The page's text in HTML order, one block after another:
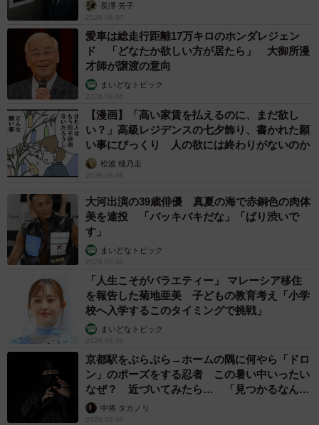
長澤 芳子
2026.08.07
愛車は総走行距離17万キロのホンダレジェン
ド 「どなたか欲しい方が居たら」 大御所漫
才師が譲渡の意向
まいどなトピック
2026.08.06
【漫画】「高い家賃を払えるのに、まだ欲し
い？」高級レジデンスの七夕飾り、書かれた願
い事にびっくり 人の欲には終わりがないのか
松波 穂乃圭
2026.08.06
大河出演の39歳俳優 真夏の海で赤銅色の肉体
美を連投 「バッキバキだな」「ばり渋いで
す」
まいどなトピック
2026.08.06
「人生こそがバラエティー」 マレーシア移住
を報告した菊地亜美 子どもの教育考え「小学
校へ入学するこのタイミングで挑戦」
まいどなトピック
2026.08.06
京都駅をぶらぶら→ホームの隅に何やら「ドロ
ン」のポーズをする忍者 この暑い中いったい
なぜ？ 近づいてみたら… 「見つかるなんて
未熟」中将 タカノリ
2026.08.06